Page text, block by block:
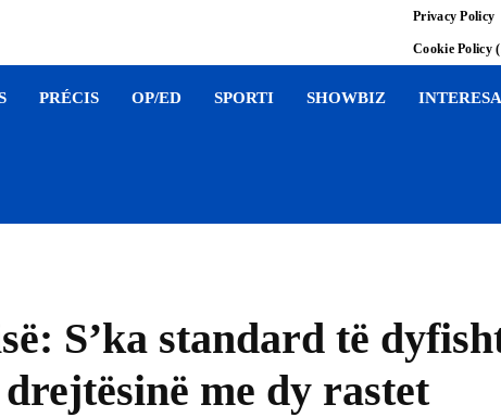
Privacy Policy
Cookie Policy
PRÉCIS OP/ED SPORTI SHOWBIZ
S’ka standard të
me dy rastet